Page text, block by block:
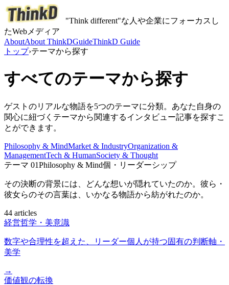
"Think different"な人や企業にフォーカスし
たWebメディア
AboutAbout ThinkDGuideThinkD Guide
トップ›テーマから探す
すべてのテーマから探す
ゲストのリアルな物語を5つのテーマに分類。あなた自身の
関心に紐づくテーマから関連するインタビュー記事を探すこ
とができます。
Philosophy & MindMarket & IndustryOrganization &
ManagementTech & HumanSociety & Thought
テーマ 01Philosophy & Mind個・リーダーシップ
その決断の背景には、どんな想いが隠れていたのか。彼ら・
彼女らのその言葉は、いかなる物語から紡がれたのか。
44 articles
経営哲学・美意識
数字や合理性を超えた、リーダー個人が持つ固有の判断軸・
美学
→
価値観の転換